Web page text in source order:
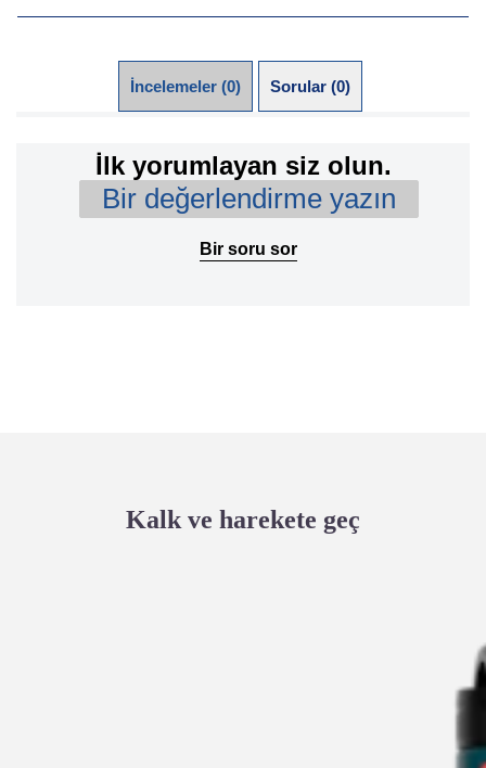
İncelemeler (0) Sorular (0)
İlk yorumlayan siz olun.
Bir değerlendirme yazın
Bir soru sor
Kalk ve harekete geç